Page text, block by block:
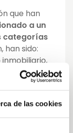
de las cookies
que han
a un
categorías
han sido:
y
sobre el
placa